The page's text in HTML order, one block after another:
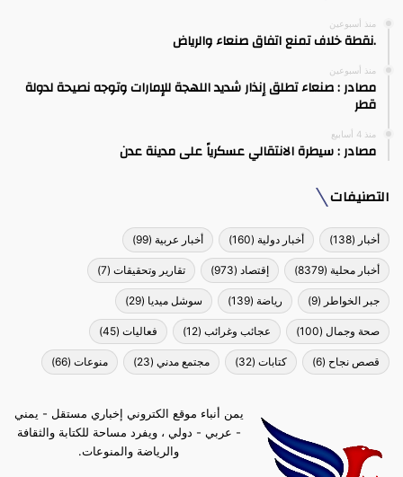
منذ أسبوعين
.نقطة خلاف تمنع اتفاق صنعاء والرياض
منذ أسبوعين
مصادر : صنعاء تطلق إنذار شديد اللهجة للإمارات وتوجه نصيحة لدولة
قطر
منذ 4 أسابيع
مصادر : سيطرة الانتقالي عسكرياً على مدينة عدن
التصنيفات
أخبار (138) أخبار دولية (160) أخبار عربية (99)
أخبار محلية (8379) إقتصاد (973) تقارير وتحقيقات (7)
جبر الخواطر (9) رياضة (139) سوشل ميديا (29)
صحة وجمال (100) عجائب وغرائب (12) فعاليات (45)
قصص نجاح (6) كتابات (32) مجتمع مدني (23) منوعات (66)
يمن أنباء موقع الكتروني إخباري مستقل - يمني
- عربي - دولي ، ويفرد مساحة للكتابة والثقافة
والرياضة والمنوعات.